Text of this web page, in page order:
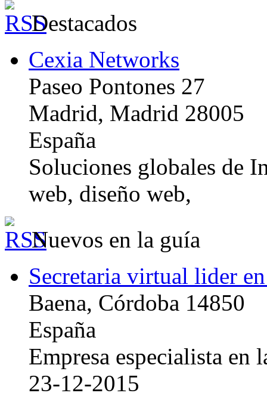
Destacados
Cexia Networks
Paseo Pontones 27
Madrid, Madrid 28005
España
Soluciones globales de
web, diseño web,
Nuevos en la guía
Secretaria virtual lider
Baena, Córdoba 14850
España
Empresa especialista en
23-12-2015